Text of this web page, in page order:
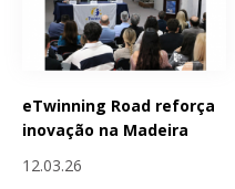
eTwinning Road reforça
inovação na Madeira
12.03.26